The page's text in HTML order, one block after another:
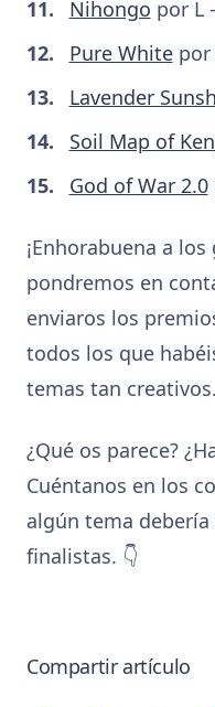
Nihongo por L
Pure Whitepor
Lavender
Soil Map of
God of War 2.0
¡Enhorabuena a
pondremos en
enviaros los
todos los que
temas tan creativos.
¿Qué os parece?
Cuéntanos en los
algún tema
finalistas. 👇
Compartir artículo